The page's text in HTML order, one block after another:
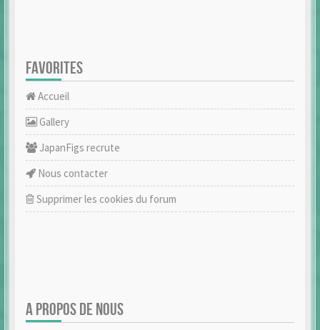
FAVORITES
Accueil
Gallery
JapanFigs recrute
Nous contacter
Supprimer les cookies du forum
A PROPOS DE NOUS